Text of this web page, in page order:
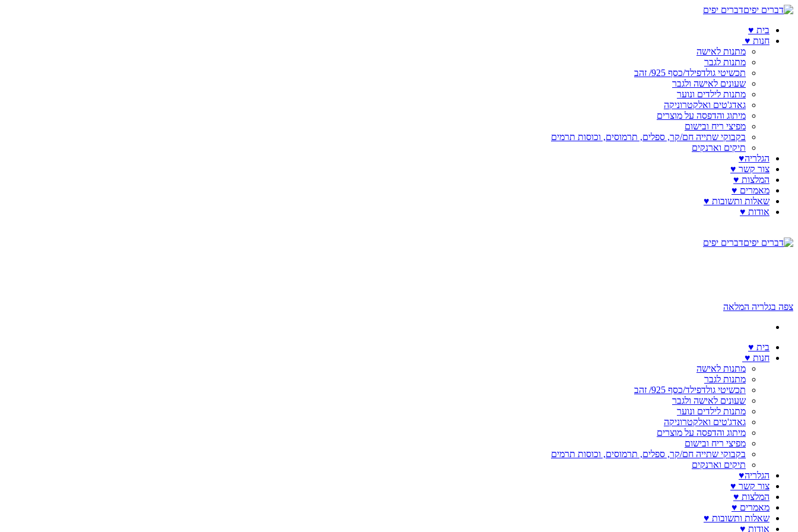
דברים יפים
בית ♥️
חנות ♥️
מתנות לאישה
מתנות לגבר
תכשיטי גולדפילד/כסף 925/ זהב
שעונים לאישה ולגבר
מתנות לילדים ונוער
גאדג'טים ואלקטרוניקה
מיתוג והדפסה על מוצרים
מפיצי ריח ובישום
בקבוקי שתייה חם/קר, ספלים, תרמוסים, וכוסות תרמים
תיקים וארנקים
הגלריה♥️
צור קשר ♥️
המלצות ♥️
מאמרים ♥️
שאלות ותשובות ♥️
אודות ♥️
דברים יפים
צפה בגלריה המלאה
בית ♥️
חנות ♥️
מתנות לאישה
מתנות לגבר
תכשיטי גולדפילד/כסף 925/ זהב
שעונים לאישה ולגבר
מתנות לילדים ונוער
גאדג'טים ואלקטרוניקה
מיתוג והדפסה על מוצרים
מפיצי ריח ובישום
בקבוקי שתייה חם/קר, ספלים, תרמוסים, וכוסות תרמים
תיקים וארנקים
הגלריה♥️
צור קשר ♥️
המלצות ♥️
מאמרים ♥️
שאלות ותשובות ♥️
אודות ♥️